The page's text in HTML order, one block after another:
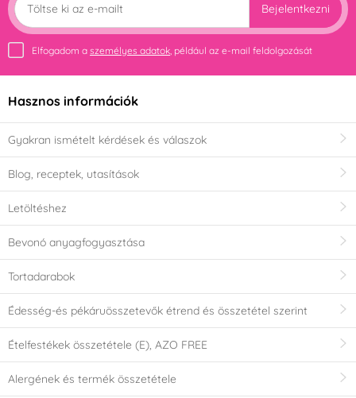
Bejelentkezni
Elfogadom a személyes adatok , például az e-mail feldolgozását
Hasznos információk
Gyakran ismételt kérdések és válaszok
Blog, receptek, utasítások
Letöltéshez
Bevonó anyagfogyasztása
Tortadarabok
Édesség-és pékáruösszetevők étrend és összetétel szerint
Ételfestékek összetétele (E), AZO FREE
Alergének és termék összetétele